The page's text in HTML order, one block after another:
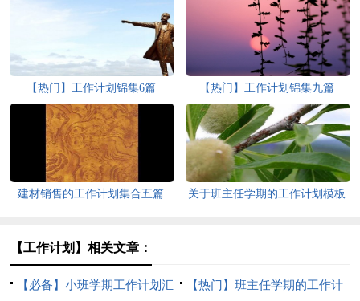
【热门】工作计划锦集6篇 【热门】工作计划锦集九篇
建材销售的工作计划集合五篇
关于班主任学期的工作计划模板
【工作计划】相关文章：
【必备】小班学期工作计划汇
【热门】班主任学期的工作计